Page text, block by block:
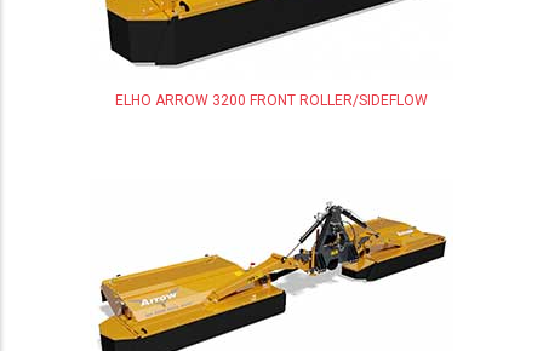
ELHO ARROW 3200 FRONT ROLLER/SIDEFLOW